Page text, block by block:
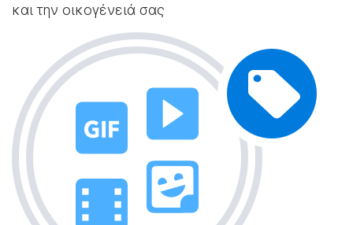
και την οικογένειά σας